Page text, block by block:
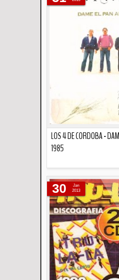
LOS 4 DE CORDOBA -
1985
30
Jan
2013